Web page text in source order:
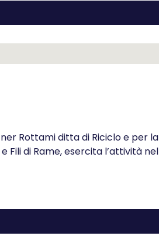
Rottami ditta di Riciclo e per la
di Rame, esercita l’attività nel